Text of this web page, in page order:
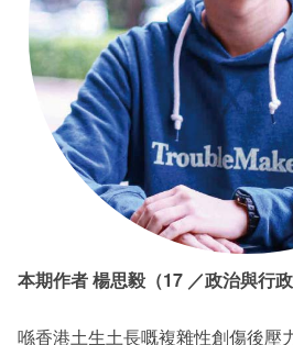
本期作者 楊思毅（17 ／政治與行政
喺香港土生土長嘅複雜性創傷後壓